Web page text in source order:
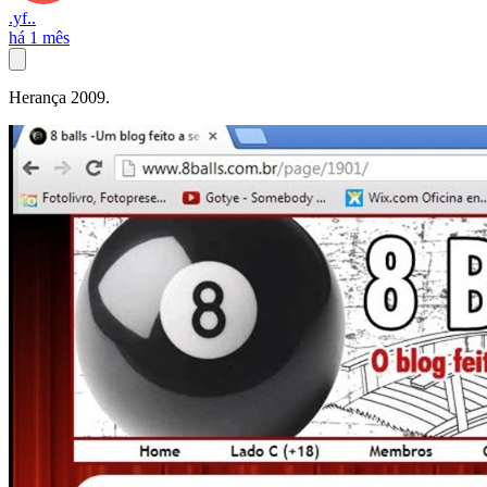
.yf..
há 1 mês
Herança 2009.